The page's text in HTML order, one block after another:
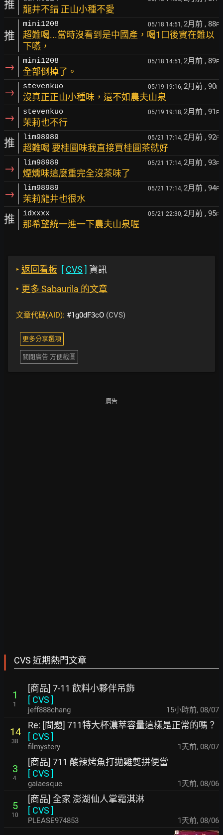
推 龍井不錯 正山小種不愛
推
mini1208 05/18 14:51, 2月前 , 88F
超難喝...當時沒看到是中國產，喝1口後實在難以
下嚥，
→ mini1208 05/18 14:51, 2月前 , 89F
全部倒掉了。
→ stevenkuo 05/19 19:16, 2月前 , 90F
沒真正正山小種味，還不如農夫山泉
→ stevenkuo 05/19 19:18, 2月前 , 91 F
茉莉也不行
推 lim98989 05/21 17:14, 2月前 , 92F
超難喝 要桂圓味我直接買桂圓茶就好
→ lim98989 05/21 17:14, 2月前 , 93F
煙燻味這麼重完全沒茶味了
→ lim98989 05/21 17:14, 2月前 , 94F
茉莉龍井也很水
推 idxxxx 05/21 22:30, 2月前 , 95F
那希望統一進一下農夫山泉喔
‣ 返回看板 [ CVS ] 資訊
‣ 更多 Sabaurila 的文章
文章代碼(AID): #1g0dF3cO (CVS)
更多分享選項
關閉廣告 方便截圖
廣告
CVS 近期熱門文章
1
1
[商品] 7-11 飲料小夥伴吊飾
[ CVS ]
jeff888chang 15小時前, 08/07
14
38
Re: [問題] 711特大杯濃萃容量這樣是正常的嗎？
[ CVS ]
filmystery 1天前, 08/07
3
4
[商品] 711 酸辣烤魚打拋雞雙拼便當
[ CVS ]
gaiaesque 1天前, 08/06
5
10
[商品] 全家 澎湖仙人掌霜淇淋
[ CVS ]
PLEASE974853 1天前, 08/06